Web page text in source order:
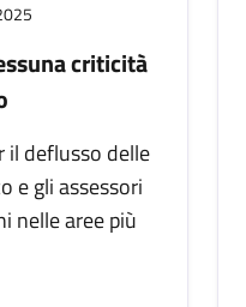
criticità
il deflusso delle
e gli assessori
nelle aree più